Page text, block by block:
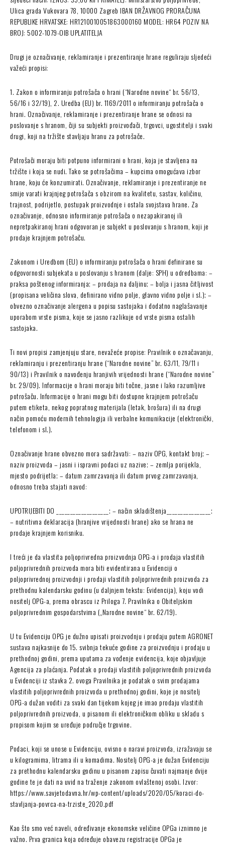
Ulica grada Vukovara 78, 10000 Zagreb IBAN DRŽAVNOG PRORAČUNA
REPUBLIKE HRVATSKE: HR1210010051863000160 MODEL: HR64 POZIV NA
BROJ: 5002-1079-OIB UPLATITELJA
Drugi je označivanje, reklamiranje i prezentiranje hrane reguliraju sljedeći
važeći propisi:
1. Zakon o informiranju potrošača o hrani (“Narodne novine“ br. 56/13,
56/16 i 32/19), 2. Uredba (EU) br. 1169/2011 o informiranju potrošača o
hrani. Označivanje, reklamiranje i prezentiranje hrane se odnosi na
poslovanje s hranom, čiji su subjekti proizvođači, trgovci, ugostitelji i svaki
drugi, koji na tržište stavljaju hranu za potrošače.
Potrošači moraju biti potpuno informirani o hrani, koja je stavljena na
tržište i koja se nudi. Tako se potrošačima – kupcima omogućava izbor
hrane, koju će konzumirati. Označivanje, reklamiranje i prezentiranje ne
smije varati krajnjeg potrošača s obzirom na kvalitetu, sastav, količinu,
trajnost, podrijetlo, postupak proizvodnje i ostala svojstava hrane. Za
označivanje, odnosno informiranje potrošača o nezapakiranoj ili
nepretpakiranoj hrani odgovoran je subjekt u poslovanju s hranom, koji je
prodaje krajnjem potrošaču.
Zakonom i Uredbom (EU) o informiranju potrošača o hrani definirane su
odgovornosti subjekata u poslovanju s hranom (dalje: SPH) u odredbama: –
praksa poštenog informiranja; – prodaja na daljinu; – bolja i jasna čitljivost
(propisana veličina slova, definirano vidno polje, glavno vidno polje i sl.); –
obvezno označivanje alergena u popisu sastojaka i dodatno naglašavanje
uporabom vrste pisma, koje se jasno razlikuje od vrste pisma ostalih
sastojaka.
Ti novi propisi zamjenjuju stare, nevažeće propise: Pravilnik o označavanju,
reklamiranju i prezentiranju hrane (“Narodne novine” br. 63/11, 79/11 i
90/13) i Pravilnik o navođenju hranjivih vrijednosti hrane (“Narodne novine”
br. 29/09). Informacije o hrani moraju biti točne, jasne i lako razumljive
potrošaču. Informacije o hrani mogu biti dostupne krajnjem potrošaču
putem etiketa, nekog popratnog materijala (letak, brošura) ili na drugi
način pomoću modernih tehnologija ili verbalne komunikacije (elektronički,
telefonom i sl.).
Označivanje hrane obvezno mora sadržavati: – naziv OPG, kontakt broj; –
naziv proizvoda – jasni i ispravni podaci uz nazive; – zemlja porijekla,
mjesto podrijetla; – datum zamrzavanja ili datum prvog zamrzavanja,
odnosno treba stajati navod:
UPOTRIJEBITI DO ___________________; – način skladištenja________________;
– nutritivna deklaracija (hranjive vrijednosti hrane) ako se hrana ne
prodaje krajnjem korisniku.
I treći je da vlastita poljoprivredna proizvodnja OPG-a i prodaja vlastitih
poljoprivrednih proizvoda mora biti evidentirana u Evidenciji o
poljoprivrednoj proizvodnji i prodaji vlastitih poljoprivrednih proizvoda za
prethodnu kalendarsku godinu (u daljnjem tekstu: Evidencija), koju vodi
nositelj OPG-a, prema obrascu iz Priloga 7. Pravilnika o Obiteljskim
poljoprivrednim gospodarstvima („Narodne novine“ br. 62/19).
U tu Evidenciju OPG je dužno upisati proizvodnju i prodaju putem AGRONET
sustava najkasnije do 15. svibnja tekuće godine za proizvodnju i prodaju u
prethodnoj godini, prema uputama za vođenje evidencija, koje objavljuje
Agencija za plaćanja. Podatak o prodaji vlastitih poljoprivrednih proizvoda
u Evidenciji iz stavka 2. ovoga Pravilnika je podatak o svim prodajama
vlastitih poljoprivrednih proizvoda u prethodnoj godini, koje je nositelj
OPG-a dužan voditi za svaki dan tijekom kojeg je imao prodaju vlastitih
poljoprivrednih proizvoda, u pisanom ili elektroničkom obliku u skladu s
propisom kojim se uređuje područje trgovine.
Podaci, koji se unose u Evidenciju, ovisno o naravi proizvoda, izražavaju se
u kilogramima, litrama ili u komadima. Nositelj OPG-a je dužan Evidenciju
za prethodnu kalendarsku godinu u pisanom zapisu čuvati najmanje dvije
godine te je dati na uvid na traženje zakonom ovlaštenoj osobi. Izvor:
https://www.savjetodavna.hr/wp-content/uploads/2020/05/koraci-do-
stavljanja-povrca-na-trziste_2020.pdf
Kao što smo već naveli, određivanje ekonomske veličine OPGa iznimno je
važno. Prva granica koja određuje obavezu registracije OPGa je